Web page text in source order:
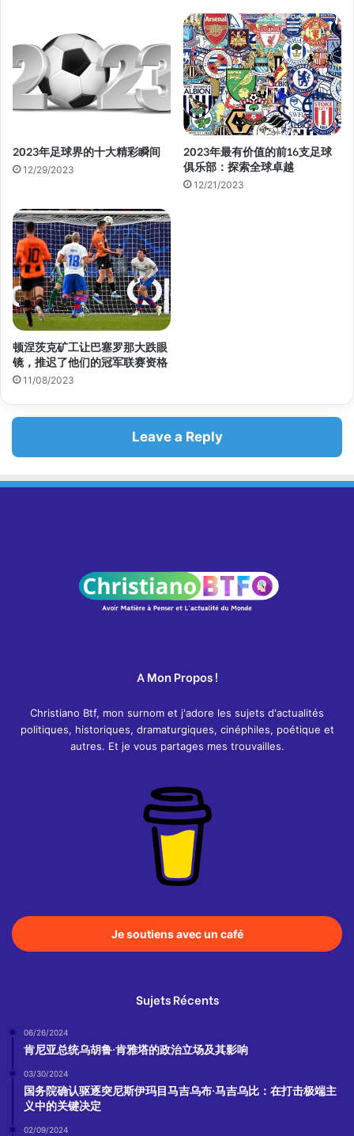
a
i
l
d
r
e
2023年足球界的十大精彩瞬间
12/29/2023
2023年最有价值的前16支足球
俱乐部：探索全球卓越
12/21/2023
顿涅茨克矿工让巴塞罗那大跌眼
镜，推迟了他们的冠军联赛资格
11/08/2023
Leave a Reply
A Mon Propos !
Christiano Btf, mon surnom et j'adore les sujets d'actualités
politiques, historiques, dramaturgiques, cinéphiles, poétique et
autres. Et je vous partages mes trouvailles.
Je soutiens avec un café
Sujets Récents
06/26/2024
肯尼亚总统乌胡鲁·肯雅塔的政治立场及其影响
03/30/2024
国务院确认驱逐突尼斯伊玛目马吉乌布·马吉乌比：在打击极端主
义中的关键决定
02/09/2024